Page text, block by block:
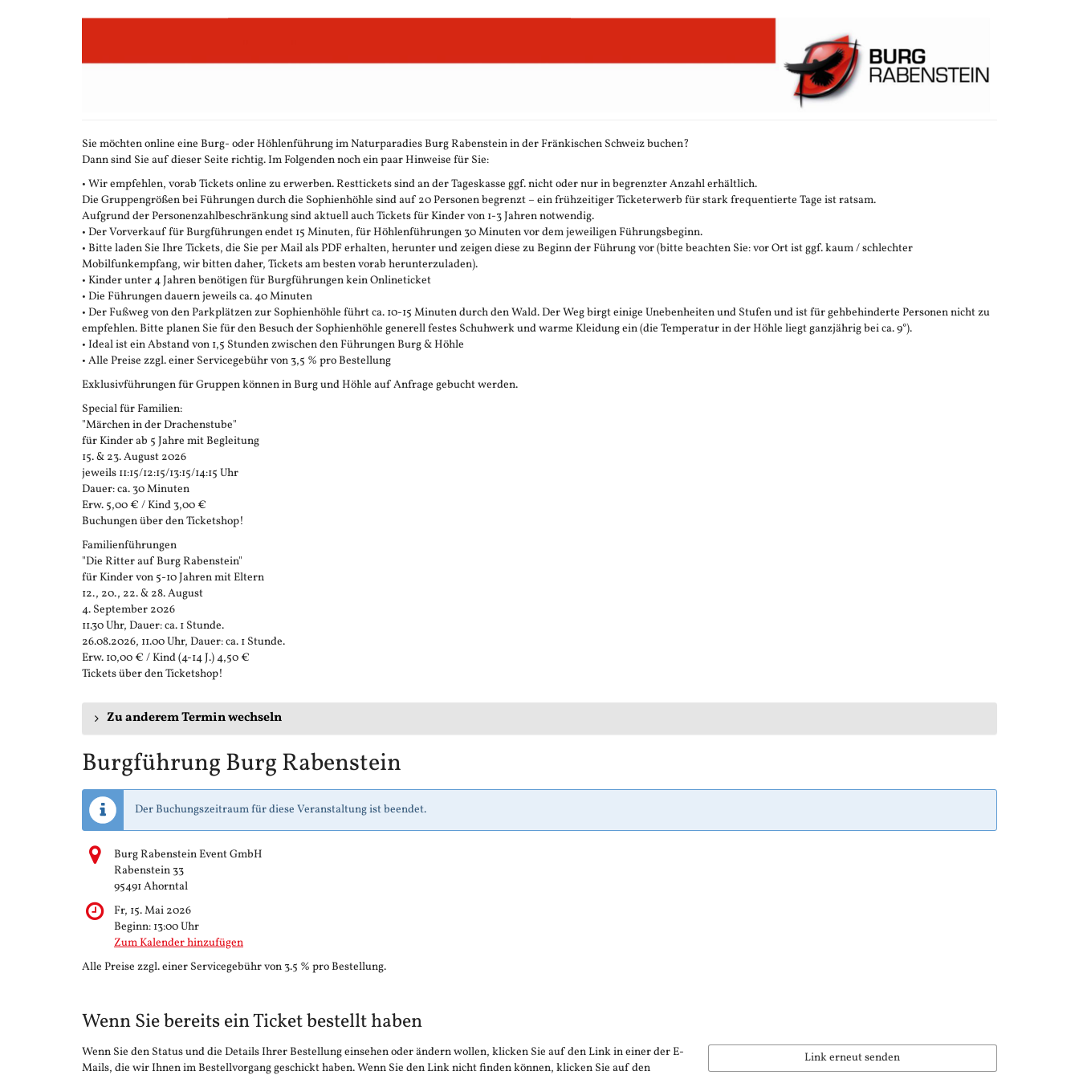
Sie möchten online eine Burg- oder Höhlenführung im Naturparadies Burg Rabenstein in der Fränkischen Schweiz buchen?
Dann sind Sie auf dieser Seite richtig. Im Folgenden noch ein paar Hinweise für Sie:
• Wir empfehlen, vorab Tickets online zu erwerben. Resttickets sind an der Tageskasse ggf. nicht oder nur in begrenzter Anzahl erhältlich.
Die Gruppengrößen bei Führungen durch die Sophienhöhle sind auf 20 Personen begrenzt – ein frühzeitiger Ticketerwerb für stark frequentierte Tage ist ratsam.
Aufgrund der Personenzahlbeschränkung sind aktuell auch Tickets für Kinder von 1-3 Jahren notwendig.
• Der Vorverkauf für Burgführungen endet 15 Minuten, für Höhlenführungen 30 Minuten vor dem jeweiligen Führungsbeginn.
• Bitte laden Sie Ihre Tickets, die Sie per Mail als PDF erhalten, herunter und zeigen diese zu Beginn der Führung vor (bitte beachten Sie: vor Ort ist ggf. kaum / schlechter
Mobilfunkempfang, wir bitten daher, Tickets am besten vorab herunterzuladen).
• Kinder unter 4 Jahren benötigen für Burgführungen kein Onlineticket
• Die Führungen dauern jeweils ca. 40 Minuten
• Der Fußweg von den Parkplätzen zur Sophienhöhle führt ca. 10-15 Minuten durch den Wald. Der Weg birgt einige Unebenheiten und Stufen und ist für gehbehinderte Personen nicht zu
empfehlen. Bitte planen Sie für den Besuch der Sophienhöhle generell festes Schuhwerk und warme Kleidung ein (die Temperatur in der Höhle liegt ganzjährig bei ca. 9°).
• Ideal ist ein Abstand von 1,5 Stunden zwischen den Führungen Burg & Höhle
• Alle Preise zzgl. einer Servicegebühr von 3,5 % pro Bestellung
Exklusivführungen für Gruppen können in Burg und Höhle auf Anfrage gebucht werden.
Special für Familien:
"Märchen in der Drachenstube"
für Kinder ab 5 Jahre mit Begleitung
15. & 23. August 2026
jeweils 11:15/12:15/13:15/14:15 Uhr
Dauer: ca. 30 Minuten
Erw. 5,00 € / Kind 3,00 €
Buchungen über den Ticketshop!
Familienführungen
"Die Ritter auf Burg Rabenstein"
für Kinder von 5-10 Jahren mit Eltern
12., 20., 22. & 28. August
4. September 2026
11.30 Uhr, Dauer: ca. 1 Stunde.
26.08.2026, 11.00 Uhr, Dauer: ca. 1 Stunde.
Erw. 10,00 € / Kind (4-14 J.) 4,50 €
Tickets über den Ticketshop!
Zu anderem Termin wechseln
Burgführung Burg Rabenstein
Der Buchungszeitraum für diese Veranstaltung ist beendet.
Burg Rabenstein Event GmbH
Rabenstein 33
95491 Ahorntal
Fr, 15. Mai 2026
Beginn: 13:00Uhr
Zum Kalender hinzufügen
Alle Preise zzgl. einer Servicegebühr von 3.5 % pro Bestellung.
Wenn Sie bereits ein Ticket bestellt haben
Wenn Sie den Status und die Details Ihrer Bestellung einsehen oder ändern wollen, klicken Sie auf den Link in einer der E-
Mails, die wir Ihnen im Bestellvorgang geschickt haben. Wenn Sie den Link nicht finden können, klicken Sie auf den
Link erneut senden